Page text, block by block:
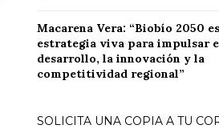
Macarena Vera: “Biobío 2050
estrategia viva para impulsar
desarrollo, la innovación y la
competitividad regional”
SOLICITA UNA COPIA A TU